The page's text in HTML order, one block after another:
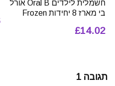
חשמלית לילדים Oral B אורל
בי מארז 8 יחידות Frozen
£14.02
תגובה 1